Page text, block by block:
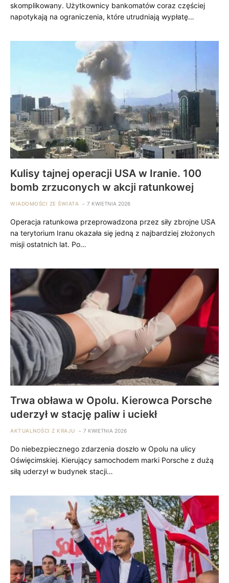
skomplikowany. Użytkownicy bankomatów coraz częściej
napotykają na ograniczenia, które utrudniają wypłatę…
Kulisy tajnej operacji USA w Iranie. 100
bomb zrzuconych w akcji ratunkowej
WIADOMOŚCI ZE ŚWIATA 7 KWIETNIA 2026
Operacja ratunkowa przeprowadzona przez siły zbrojne USA
na terytorium Iranu okazała się jedną z najbardziej złożonych
misji ostatnich lat. Po…
Trwa obława w Opolu. Kierowca Porsche
uderzył w stację paliw i uciekł
AKTUALNOŚCI Z KRAJU 7 KWIETNIA 2026
Do niebezpiecznego zdarzenia doszło w Opolu na ulicy
Oświęcimskiej. Kierujący samochodem marki Porsche z dużą
siłą uderzył w budynek stacji…